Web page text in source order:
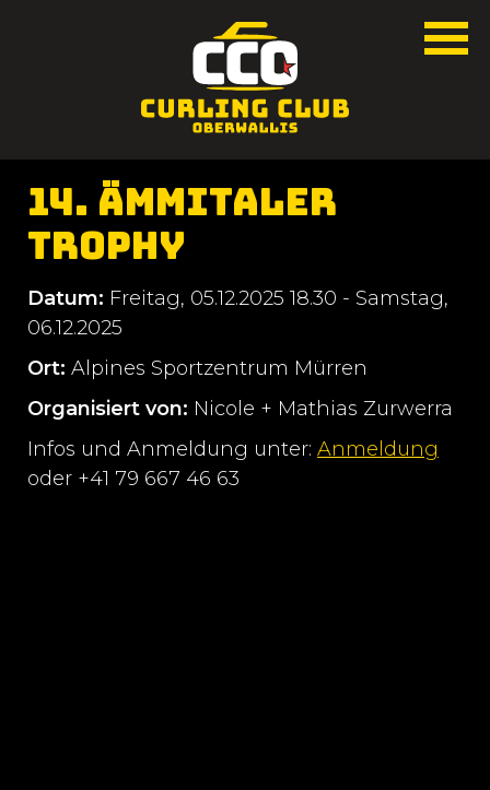
14. Ämmitaler
Trophy
Datum: Freitag, 05.12.2025 18.30 - Samstag,
06.12.2025
Ort: Alpines Sportzentrum Mürren
Organisiert von: Nicole + Mathias Zurwerra
Infos und Anmeldung unter: Anmeldung
oder +41 79 667 46 63